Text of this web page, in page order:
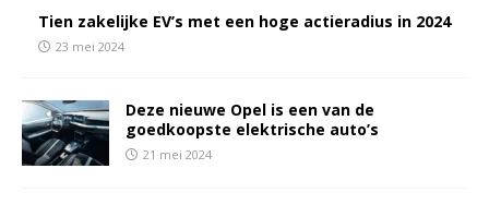
Tien zakelijke EV’s met een hoge actieradius in 2024
23 mei 2024
Deze nieuwe Opel is een van de
goedkoopste elektrische auto’s
21 mei 2024